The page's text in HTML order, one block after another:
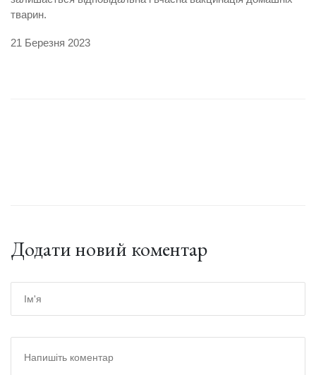
тварин.
21 Березня 2023
Додати новий коментар